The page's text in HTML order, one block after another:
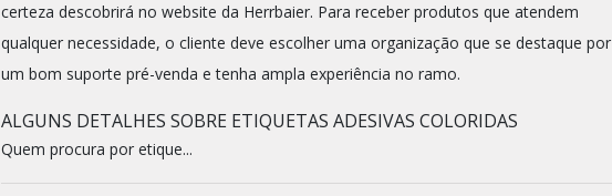
certeza descobrirá no website da Herrbaier. Para receber produtos que atendem
qualquer necessidade, o cliente deve escolher uma organização que se destaque por
um bom suporte pré-venda e tenha ampla experiência no ramo.
ALGUNS DETALHES SOBRE ETIQUETAS ADESIVAS COLORIDAS
Quem procura por etique...